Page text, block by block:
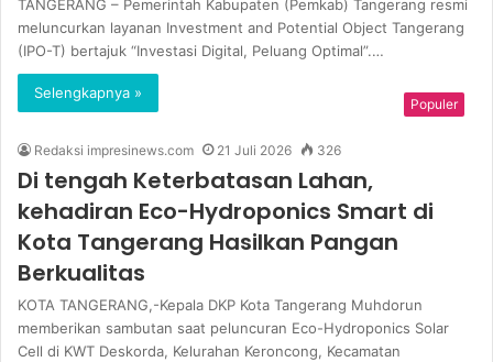
TANGERANG – Pemerintah Kabupaten (Pemkab) Tangerang resmi
meluncurkan layanan Investment and Potential Object Tangerang
(IPO-T) bertajuk “Investasi Digital, Peluang Optimal”.…
Selengkapnya »
Populer
Redaksi impresinews.com 21 Juli 2026 326
Di tengah Keterbatasan Lahan,
kehadiran Eco-Hydroponics Smart di
Kota Tangerang Hasilkan Pangan
Berkualitas
KOTA TANGERANG,-Kepala DKP Kota Tangerang Muhdorun
memberikan sambutan saat peluncuran Eco-Hydroponics Solar
Cell di KWT Deskorda, Kelurahan Keroncong, Kecamatan